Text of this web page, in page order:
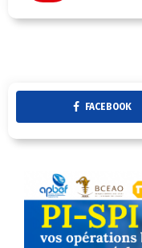
FACEBOOK